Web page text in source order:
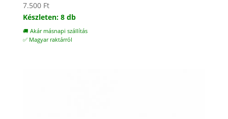
7.500 Ft
Készleten: 8 db
🚚 Akár másnapi szállítás
✅ Magyar raktárról